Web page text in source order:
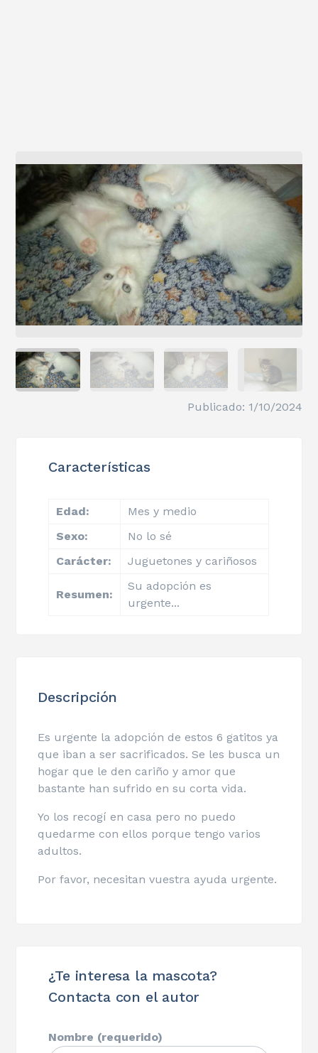
Publicado: 1/10/2024
Características
Edad:
Mes y medio
Sexo:
No lo sé
Carácter:
Juguetones y cariñosos
Resumen:
Su adopción es
urgente...
Descripción
Es urgente la adopción de estos 6 gatitos ya
que iban a ser sacrificados. Se les busca un
hogar que le den cariño y amor que
bastante han sufrido en su corta vida.
Yo los recogí en casa pero no puedo
quedarme con ellos porque tengo varios
adultos.
Por favor, necesitan vuestra ayuda urgente.
¿Te interesa la mascota?
Contacta con el autor
Nombre (requerido)